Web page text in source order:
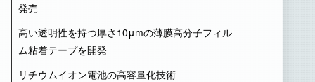
発売
高い透明性を持つ厚さ10μmの薄膜高分子フィル
ム粘着テープを開発
リチウムイオン電池の高容量化技術